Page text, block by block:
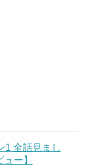
1 全話見まし
ー】